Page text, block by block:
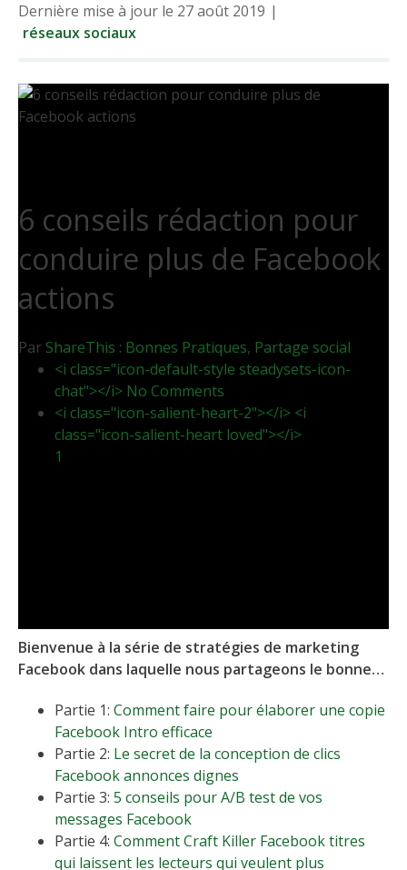
Dernière mise à jour le 27 août 2019 |
réseaux sociaux
6 conseils rédaction pour
conduire plus de Facebook
actions
Par ShareThis : Bonnes Pratiques, Partage social
<i class="icon-default-style steadysets-icon-
chat"></i> No Comments
<i class="icon-salient-heart-2"></i> <i
class="icon-salient-heart loved"></i>
1
Bienvenue à la série de stratégies de marketing
Facebook dans laquelle nous partageons le bonnes
pour les entreprises ! Ceci est la partie 9 de la série.
Partie 1: Comment faire pour élaborer une copie
Facebook Intro efficace
Partie 2: Le secret de la conception de clics
Facebook annonces dignes
Partie 3: 5 conseils pour A/B test de vos
messages Facebook
Partie 4: Comment Craft Killer Facebook titres
qui laissent les lecteurs qui veulent plus